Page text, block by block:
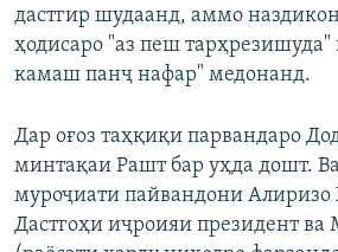
дастгир шудаанд, аммо
ҳодисаро "аз пеш тарҳрезишуда"
камаш панҷ нафар" медонанд.
Дар оғоз таҳқиқи парвандаро
минтақаи Рашт бар уҳда дошт.
муроҷиати пайвандони Алиризо
Дастгоҳи иҷроияи президент